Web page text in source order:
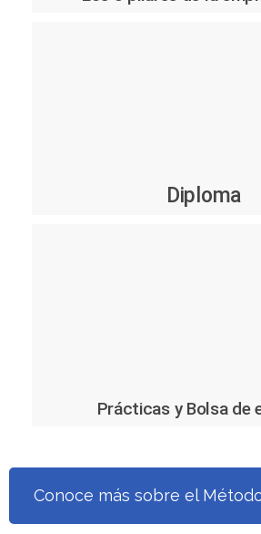
Diploma
Prácticas y Bolsa de
Conoce más sobre el